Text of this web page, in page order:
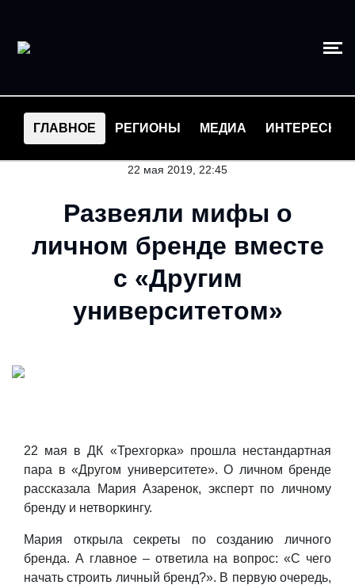
ГЛАВНОЕ РЕГИОНЫ МЕДИА ИНТЕРЕСНОЕ
22 мая 2019, 22:45
Развеяли мифы о
личном бренде вместе
с «Другим
университетом»
22 мая в ДК «Трехгорка» прошла нестандартная
пара в «Другом университете». О личном бренде
рассказала Мария Азаренок, эксперт по личному
бренду и нетворкингу.
Мария открыла секреты по созданию личного
бренда. А главное – ответила на вопрос: «С чего
начать строить личный бренд?». В первую очередь,